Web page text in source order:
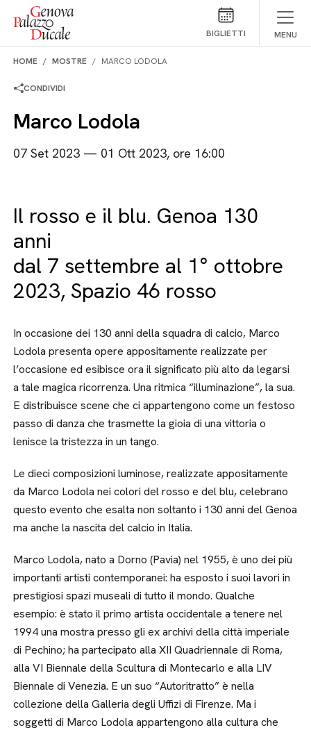
Salta al contenuto
BIGLIETTI MENU
HOME MOSTRE MARCO LODOLA
CONDIVIDI
Marco Lodola
07 Set 2023 — 01 Ott 2023, ore 16:00
Il rosso e il blu. Genoa 130
anni
dal 7 settembre al 1° ottobre
2023, Spazio 46 rosso
In occasione dei 130 anni della squadra di calcio, Marco
Lodola presenta opere appositamente realizzate per
l’occasione ed esibisce ora il significato più alto da legarsi
a tale magica ricorrenza. Una ritmica “illuminazione”, la sua.
E distribuisce scene che ci appartengono come un festoso
passo di danza che trasmette la gioia di una vittoria o
lenisce la tristezza in un tango.
Le dieci composizioni luminose, realizzate appositamente
da Marco Lodola nei colori del rosso e del blu, celebrano
questo evento che esalta non soltanto i 130 anni del Genoa
ma anche la nascita del calcio in Italia.
Marco Lodola, nato a Dorno (Pavia) nel 1955, è uno dei più
importanti artisti contemporanei: ha esposto i suoi lavori in
prestigiosi spazi museali di tutto il mondo. Qualche
esempio: è stato il primo artista occidentale a tenere nel
1994 una mostra presso gli ex archivi della città imperiale
di Pechino; ha partecipato alla XII Quadriennale di Roma,
alla VI Biennale della Scultura di Montecarlo e alla LIV
Biennale di Venezia. E un suo “Autoritratto” è nella
collezione della Galleria degli Uffizi di Firenze. Ma i
soggetti di Marco Lodola appartengono alla cultura che